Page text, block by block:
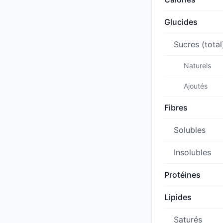
Glucides
Sucres
Naturels
Ajoutés
Fibres
Solubles
Insolubles
Protéines
Lipides
Saturés